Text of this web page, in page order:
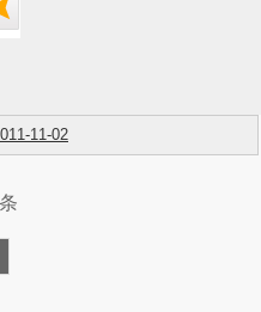
11-02